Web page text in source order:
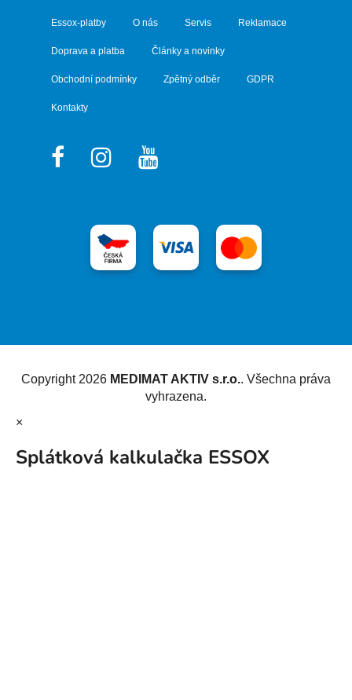
Essox-platby O nás Servis Reklamace
Doprava a platba Články a novinky
Obchodní podmínky Zpětný odběr GDPR
Kontakty
Copyright 2026 MEDIMAT AKTIV s.r.o.. Všechna práva
vyhrazena.
×
Splátková kalkulačka ESSOX